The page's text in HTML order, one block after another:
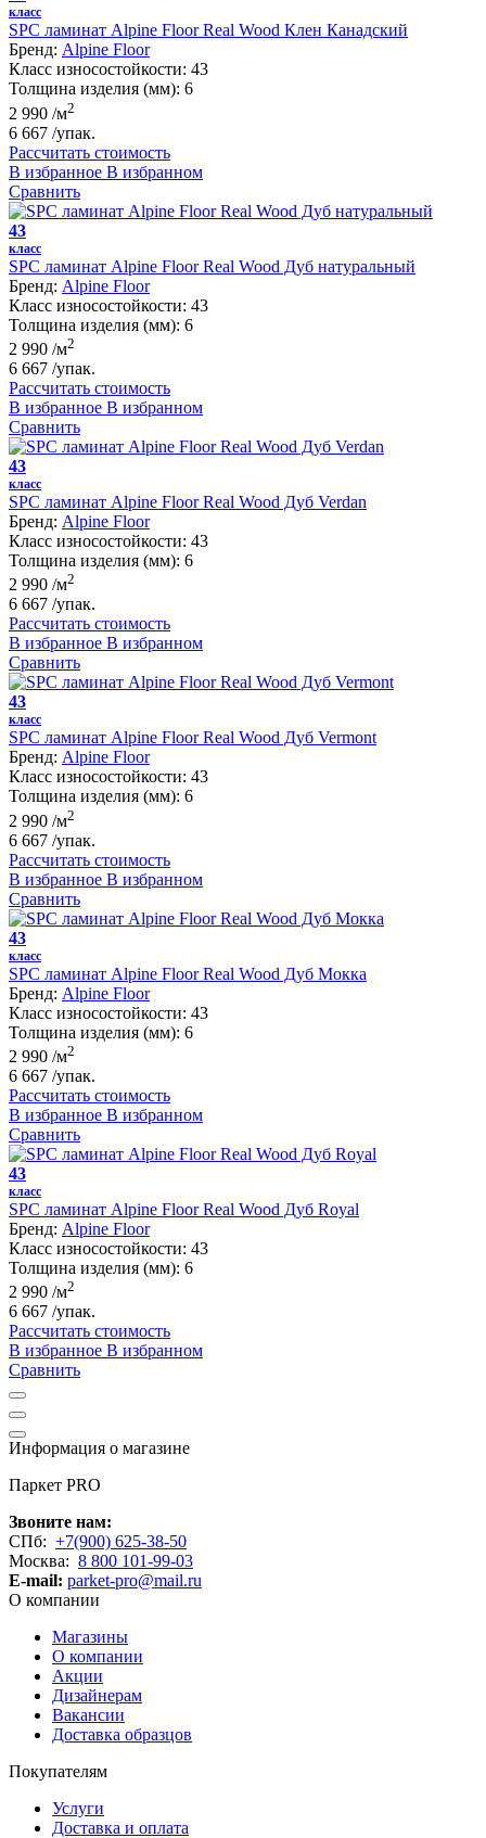
класс
SPC ламинат Alpine Floor Real Wood Клен Канадский
Бренд: Alpine Floor
Класс износостойкости: 43
Толщина изделия (мм): 6
2 990 /м2
6 667 /упак.
Рассчитать стоимость
В избранное В избранном
Сравнить
43
класс
SPC ламинат Alpine Floor Real Wood Дуб натуральный
Бренд: Alpine Floor
Класс износостойкости: 43
Толщина изделия (мм): 6
2 990 /м2
6 667 /упак.
Рассчитать стоимость
В избранное В избранном
Сравнить
43
класс
SPC ламинат Alpine Floor Real Wood Дуб Verdan
Бренд: Alpine Floor
Класс износостойкости: 43
Толщина изделия (мм): 6
2 990 /м2
6 667 /упак.
Рассчитать стоимость
В избранное В избранном
Сравнить
43
класс
SPC ламинат Alpine Floor Real Wood Дуб Vermont
Бренд: Alpine Floor
Класс износостойкости: 43
Толщина изделия (мм): 6
2 990 /м2
6 667 /упак.
Рассчитать стоимость
В избранное В избранном
Сравнить
43
класс
SPC ламинат Alpine Floor Real Wood Дуб Мокка
Бренд: Alpine Floor
Класс износостойкости: 43
Толщина изделия (мм): 6
2 990 /м2
6 667 /упак.
Рассчитать стоимость
В избранное В избранном
Сравнить
43
класс
SPC ламинат Alpine Floor Real Wood Дуб Royal
Бренд: Alpine Floor
Класс износостойкости: 43
Толщина изделия (мм): 6
2 990 /м2
6 667 /упак.
Рассчитать стоимость
В избранное В избранном
Сравнить
Информация о магазине
Паркет PRO
Звоните нам:
СПб: +7(900) 625-38-50
Москва: 8 800 101-99-03
E-mail: parket-pro@mail.ru
О компании
Магазины
О компании
Акции
Дизайнерам
Вакансии
Доставка образцов
Покупателям
Услуги
Доставка и оплата